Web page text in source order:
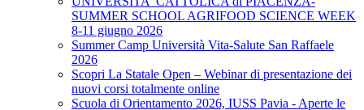
SUMMER SCHOOL AGRIFOOD SCIENCE WEEK
8-11 giugno 2026
Summer Camp Università Vita-Salute San Raffaele
2026
Scopri La Statale Open – Webinar di presentazione dei
nuovi corsi totalmente online
Scuola di Orientamento 2026, IUSS Pavia - Aperte le